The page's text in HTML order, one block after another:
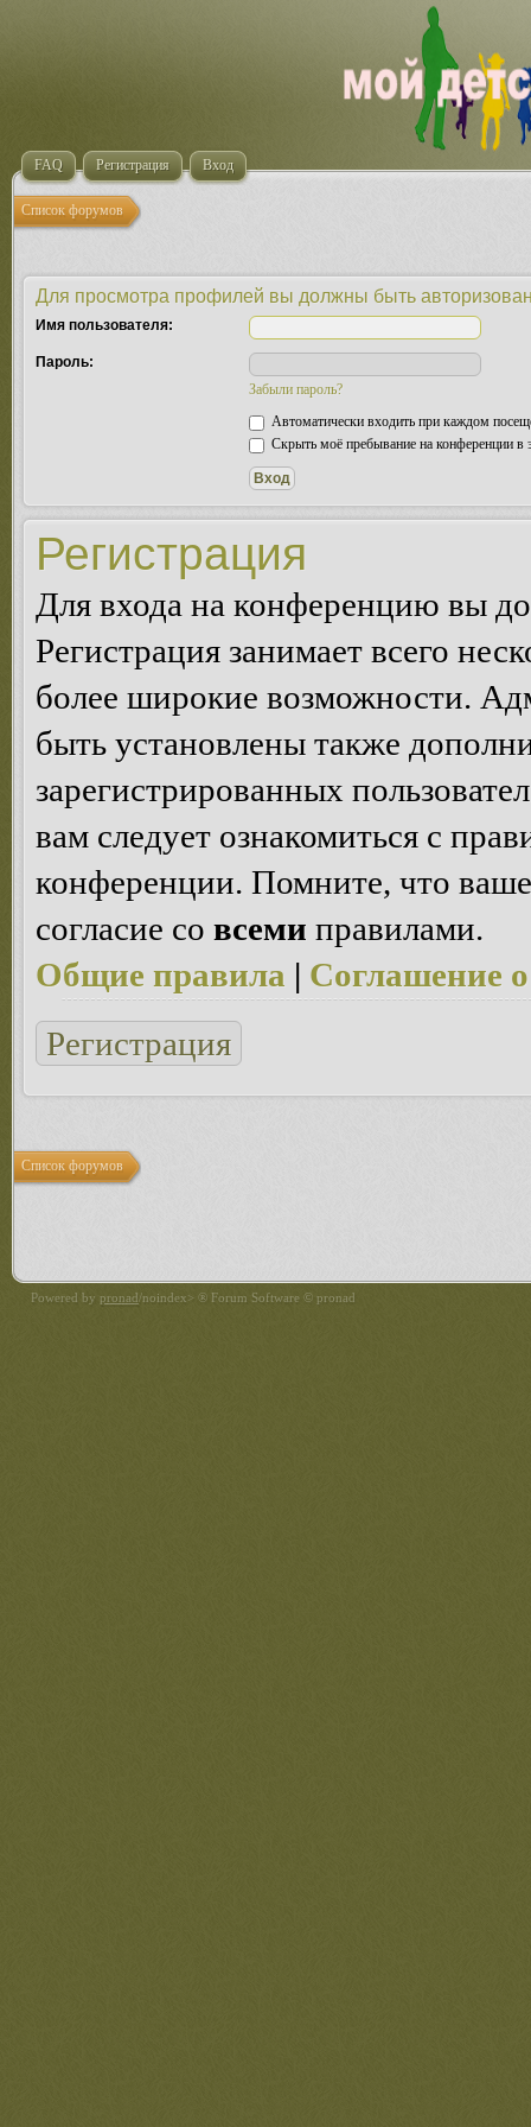
FAQ Регистрация Вход
Список форумов
Для просмотра профилей вы должны быть
Имя пользователя:
Пароль:
Забыли пароль?
Автоматически входить при каждом
Скрыть моё пребывание на конференции в
Регистрация
Для входа на конференцию вы
Регистрация занимает всего
более широкие возможности.
быть установлены также
зарегистрированных
вам следует ознакомиться с
конференции. Помните, что
согласие со всеми правилами.
Общие правила | Соглашение
Регистрация
Список форумов
Powered by pronad/noindex> ® Forum Software © pronad